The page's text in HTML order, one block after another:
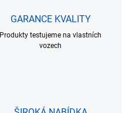
GARANCE KVALITY
Produkty testujeme na vlastních
vozech